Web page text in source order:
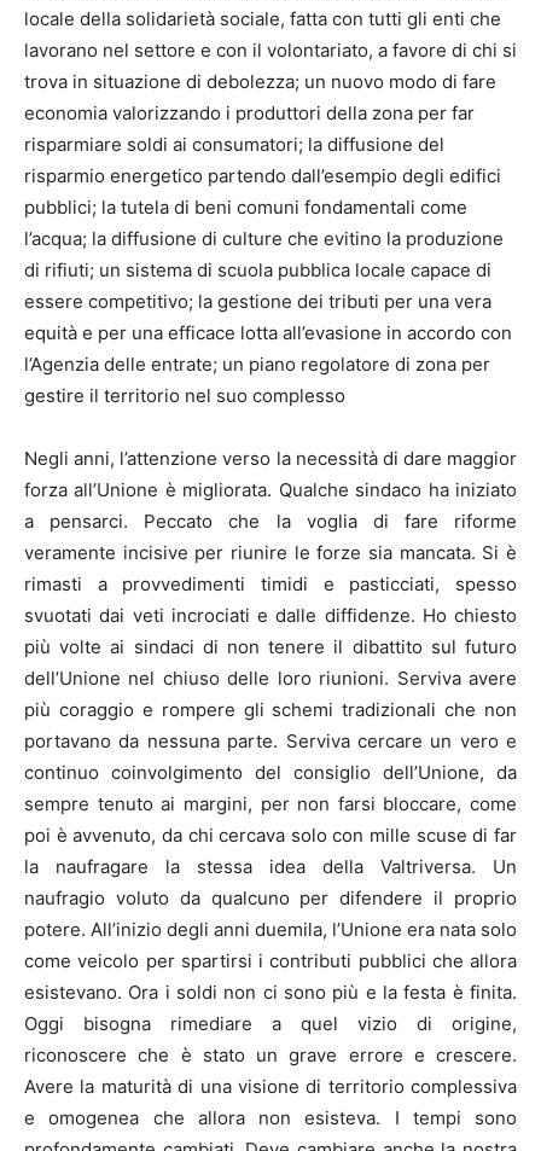
locale della solidarietà sociale, fatta con tutti gli enti che
lavorano nel settore e con il volontariato, a favore di chi si
trova in situazione di debolezza; un nuovo modo di fare
economia valorizzando i produttori della zona per far
risparmiare soldi ai consumatori; la diffusione del
risparmio energetico partendo dall’esempio degli edifici
pubblici; la tutela di beni comuni fondamentali come
l’acqua; la diffusione di culture che evitino la produzione
di rifiuti; un sistema di scuola pubblica locale capace di
essere competitivo; la gestione dei tributi per una vera
equità e per una efficace lotta all’evasione in accordo con
l’Agenzia delle entrate; un piano regolatore di zona per
gestire il territorio nel suo complesso
Negli anni, l’attenzione verso la necessità di dare maggior
forza all’Unione è migliorata. Qualche sindaco ha iniziato
a pensarci. Peccato che la voglia di fare riforme
veramente incisive per riunire le forze sia mancata. Si è
rimasti a provvedimenti timidi e pasticciati, spesso
svuotati dai veti incrociati e dalle diffidenze. Ho chiesto
più volte ai sindaci di non tenere il dibattito sul futuro
dell’Unione nel chiuso delle loro riunioni. Serviva avere
più coraggio e rompere gli schemi tradizionali che non
portavano da nessuna parte. Serviva cercare un vero e
continuo coinvolgimento del consiglio dell’Unione, da
sempre tenuto ai margini, per non farsi bloccare, come
poi è avvenuto, da chi cercava solo con mille scuse di far
la naufragare la stessa idea della Valtriversa. Un
naufragio voluto da qualcuno per difendere il proprio
potere. All’inizio degli anni duemila, l’Unione era nata solo
come veicolo per spartirsi i contributi pubblici che allora
esistevano. Ora i soldi non ci sono più e la festa è finita.
Oggi bisogna rimediare a quel vizio di origine,
riconoscere che è stato un grave errore e crescere.
Avere la maturità di una visione di territorio complessiva
e omogenea che allora non esisteva. I tempi sono